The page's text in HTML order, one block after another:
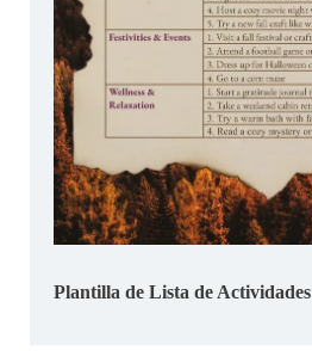
Plantilla de Lista de